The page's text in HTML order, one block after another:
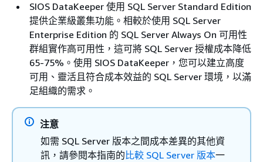
SIOS DataKeeper 使用 SQL Server Standard Edition
提供企業級叢集功能。相較於使用 SQL Server
Enterprise Edition 的 SQL Server Always On 可用性
群組實作高可用性，這可將 SQL Server 授權成本降低
65-75%。使用 SIOS DataKeeper，您可以建立高度
可用、靈活且符合成本效益的 SQL Server 環境，以滿
足組織的需求。
注意
如需 SQL Server 版本之間成本差異的其他資
訊，請參閱本指南的比較 SQL Server 版本一